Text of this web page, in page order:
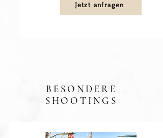
Jetzt anfragen
BESONDERE
SHOOTINGS